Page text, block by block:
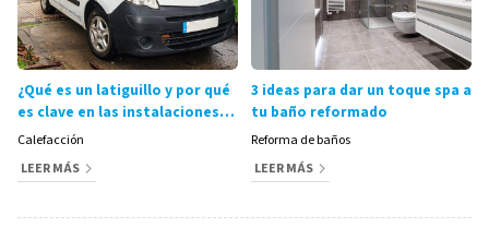
¿Qué es un latiguillo y por qué
es clave en las instalaciones
de fontanería?
Calefacción
LEER MÁS
3 ideas para dar un toque spa a
tu baño reformado
Reforma de baños
LEER MÁS